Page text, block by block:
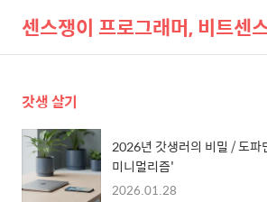
센스쟁이 프로그래머, 비트센
갓생 살기
2026년 갓생러의 비밀 / 도파
미니멀리즘'
2026.01.28